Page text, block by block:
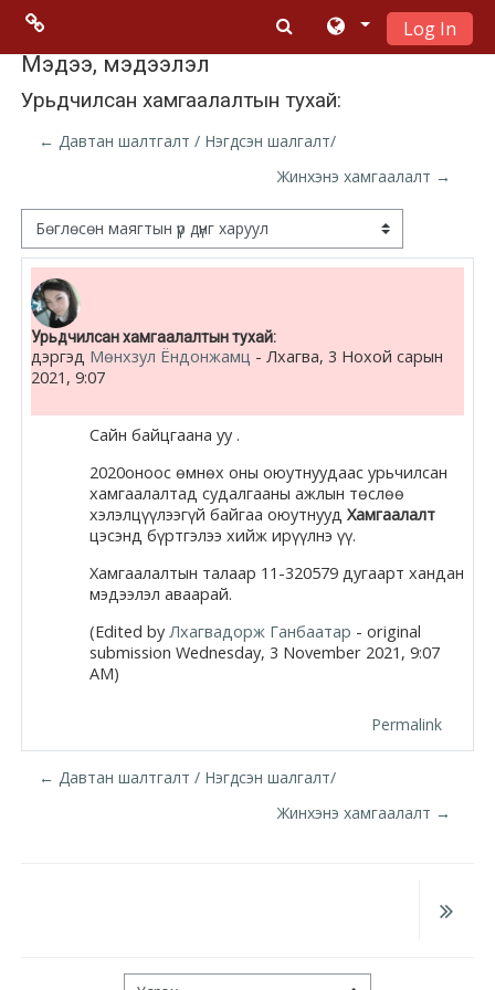
Menu 2
Moodle
Moodle
free support
Moodle
development
Moodle
Docs
Moodle.com
жишээ 2
Moodle
Log In
Мэдээ, мэдээлэл
Урьдчилсан хамгаалалтын тухай:
← Давтан шалтгалт / Нэгдсэн шалгалт/
Жинхэнэ хамгаалалт →
Дэлгэцний горим
Урьдчилсан хамгаалалтын тухай:
дэргэд Мөнхзул Ёндонжамц -Лхагва, 3 Нохой сарын
2021, 9:07
Number of replies: 0
Сайн байцгаана уу .
2020оноос өмнөх оны оюутнуудаас урьчилсан
хамгаалалтад судалгааны ажлын төслөө
хэлэлцүүлээгүй байгаа оюутнууд Хамгаалалт
цэсэнд бүртгэлээ хийж ирүүлнэ үү.
Хамгаалалтын талаар 11-320579 дугаарт хандан
мэдээлэл аваарай.
(Edited by Лхагвадорж Ганбаатар - original
submission Wednesday, 3 November 2021, 9:07
AM)
Permalink
← Давтан шалтгалт / Нэгдсэн шалгалт/
Жинхэнэ хамгаалалт →
Үсрэх ...